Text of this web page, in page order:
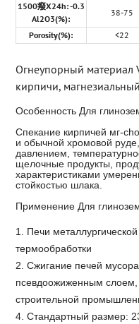
1500癈X24h: -0.3
Al2O3(%):
38-75
Porosity(%): <22
Огнеупорный материал
кирпичи,
Особенность Для
Спекание кирпичей мг-
и обычной хромовой
давлением,
щелочные продукты,
характеристиками
стойкостью шлака.
Применение Для
1. Печи
термообработки
2. Сжигание печей
псевдоожиженным
строительной
4. Стандартный размер: